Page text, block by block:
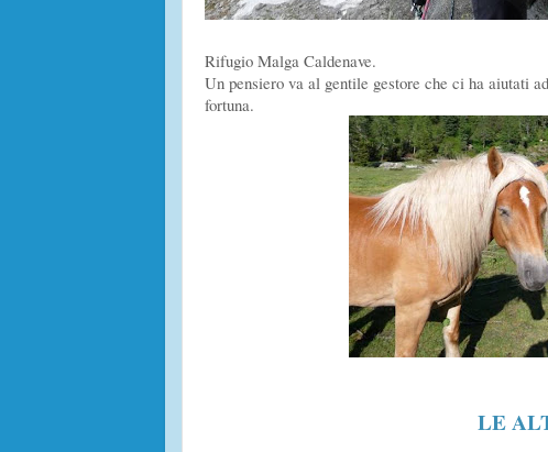
Rifugio Malga Caldenave.
Un pensiero va al gentile gestore che ci ha aiutati
fortuna.
LE